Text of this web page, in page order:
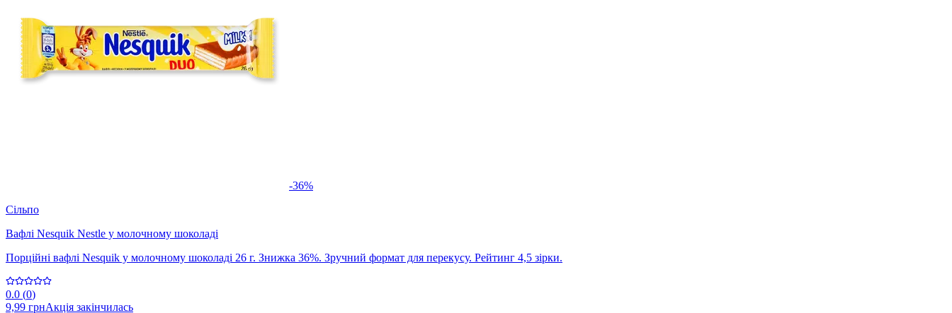
-36%
Сільпо
Вафлі Nesquik Nestle у молочному шоколаді
Порційні вафлі Nesquik у молочному шоколаді 26 г. Знижка 36%. Зручний формат для перекусу. Рейтинг 4,5 зірки.
0.0 (0)
9,99 грнАкція закінчилась